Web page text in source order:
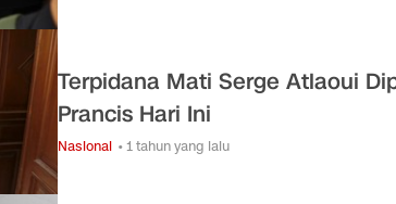
Terpidana Mati Serge Atlaoui
Prancis Hari Ini
Nasional • 1 tahun yang lalu